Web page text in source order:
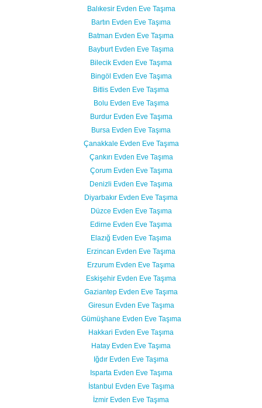
Balıkesir Evden Eve Taşıma
Bartın Evden Eve Taşıma
Batman Evden Eve Taşıma
Bayburt Evden Eve Taşıma
Bilecik Evden Eve Taşıma
Bingöl Evden Eve Taşıma
Bitlis Evden Eve Taşıma
Bolu Evden Eve Taşıma
Burdur Evden Eve Taşıma
Bursa Evden Eve Taşıma
Çanakkale Evden Eve Taşıma
Çankırı Evden Eve Taşıma
Çorum Evden Eve Taşıma
Denizli Evden Eve Taşıma
Diyarbakır Evden Eve Taşıma
Düzce Evden Eve Taşıma
Edirne Evden Eve Taşıma
Elazığ Evden Eve Taşıma
Erzincan Evden Eve Taşıma
Erzurum Evden Eve Taşıma
Eskişehir Evden Eve Taşıma
Gaziantep Evden Eve Taşıma
Giresun Evden Eve Taşıma
Gümüşhane Evden Eve Taşıma
Hakkari Evden Eve Taşıma
Hatay Evden Eve Taşıma
Iğdır Evden Eve Taşıma
Isparta Evden Eve Taşıma
İstanbul Evden Eve Taşıma
İzmir Evden Eve Taşıma